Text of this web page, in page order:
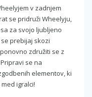
v zadnjem
se pridruži Wheelyju,
za svojo ljubljeno
prebijaj skozi
združiti se z
se na
elementov, ki
igralci!